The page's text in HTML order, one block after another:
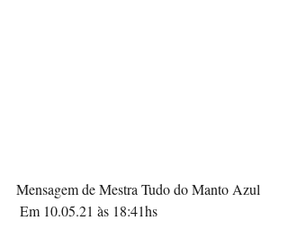
Mensagem de Mestra Tudo do Manto Azul
Em 10.05.21 às 18:41hs